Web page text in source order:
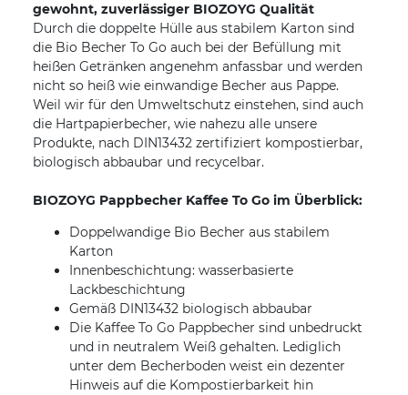
gewohnt, zuverlässiger BIOZOYG Qualität
Durch die doppelte Hülle aus stabilem Karton sind
die Bio Becher To Go auch bei der Befüllung mit
heißen Getränken angenehm anfassbar und werden
nicht so heiß wie einwandige Becher aus Pappe.
Weil wir für den Umweltschutz einstehen, sind auch
die Hartpapierbecher, wie nahezu alle unsere
Produkte, nach DIN13432 zertifiziert kompostierbar,
biologisch abbaubar und recycelbar.
BIOZOYG Pappbecher Kaffee To Go im Überblick:
Doppelwandige Bio Becher aus stabilem
Karton
Innenbeschichtung: wasserbasierte
Lackbeschichtung
Gemäß DIN13432 biologisch abbaubar
Die Kaffee To Go Pappbecher sind unbedruckt
und in neutralem Weiß gehalten. Lediglich
unter dem Becherboden weist ein dezenter
Hinweis auf die Kompostierbarkeit hin